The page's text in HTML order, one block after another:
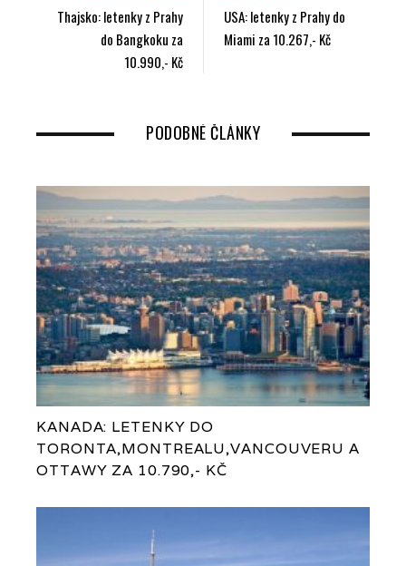
o
o
e
r
e
+
d
I
Thajsko: letenky z Prahy
do Bangkoku za
10.990,- Kč
USA: letenky z Prahy do
Miami za 10.267,- Kč
PODOBNÉ ČLÁNKY
KANADA: LETENKY DO
TORONTA,MONTREALU,VANCOUVERU A
OTTAWY ZA 10.790,- KČ